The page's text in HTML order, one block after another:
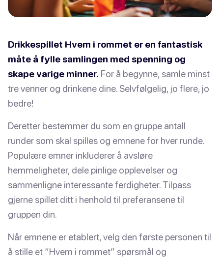
Drikkespillet Hvem i rommet er en fantastisk
måte å fylle samlingen med spenning og
skape varige minner. For å begynne, samle minst
tre venner og drinkene dine. Selvfølgelig, jo flere, jo
bedre!
Deretter bestemmer du som en gruppe antall
runder som skal spilles og emnene for hver runde.
Populære emner inkluderer å avsløre
hemmeligheter, dele pinlige opplevelser og
sammenligne interessante ferdigheter. Tilpass
gjerne spillet ditt i henhold til preferansene til
gruppen din.
Når emnene er etablert, velg den første personen til
å stille et “Hvem i rommet” spørsmål og